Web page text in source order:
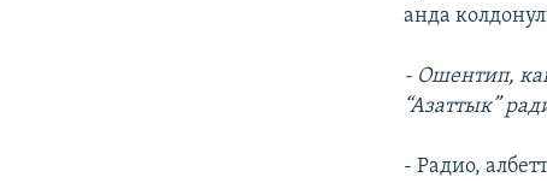
анда
- Ошентип,
“Азаттык”
- Радио,